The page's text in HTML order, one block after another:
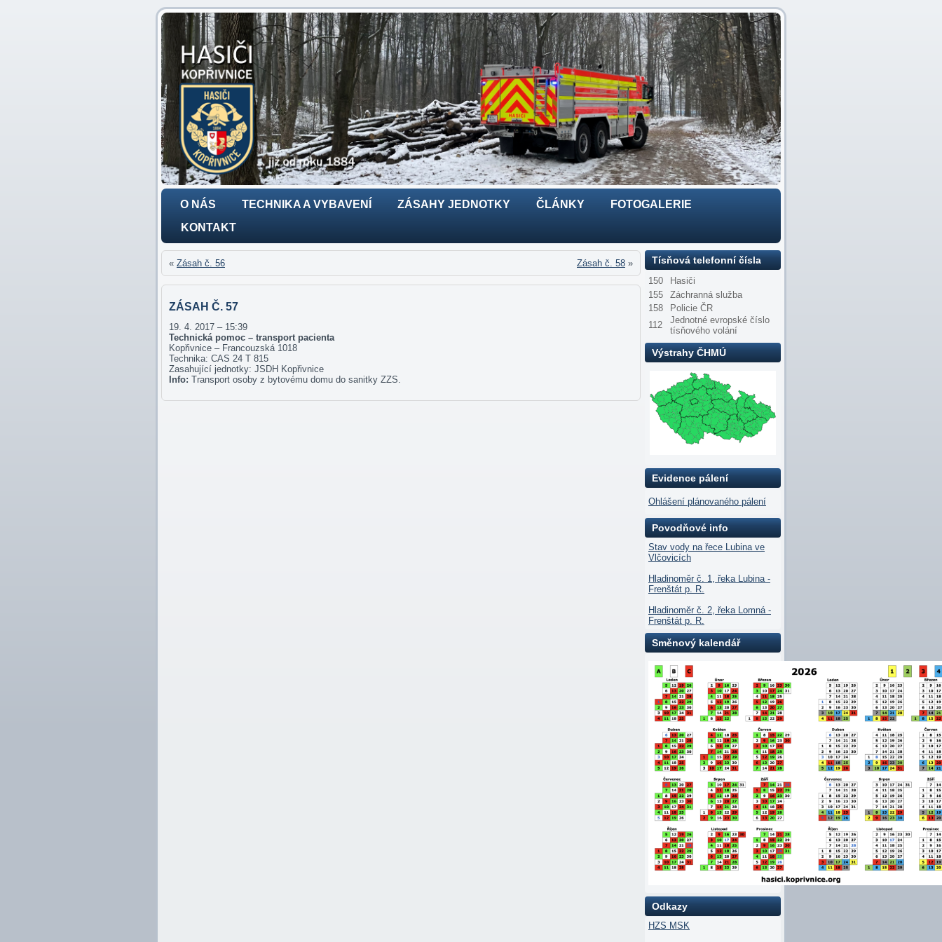
O NÁS TECHNIKA A VYBAVENÍ ZÁSAHY JEDNOTKY ČLÁNKY
FOTOGALERIE
KONTAKT
« Zásah č. 56 Zásah č. 58 »
ZÁSAH Č. 57
19. 4. 2017 – 15:39
Technická pomoc – transport pacienta
Kopřivnice – Francouzská 1018
Technika: CAS 24 T 815
Zasahující jednotky: JSDH Kopřivnice
Info: Transport osoby z bytovému domu do sanitky ZZS.
Tísňová telefonní čísla
150
Hasiči
155
Záchranná služba
158
Policie ČR
112
Jednotné evropské číslo
tísňového volání
Výstrahy ČHMÚ
Evidence pálení
Ohlášení plánovaného pálení
Povodňové info
Stav vody na řece Lubina ve
Vlčovicích
Hladinoměr č. 1, řeka Lubina -
Frenštát p. R.
Hladinoměr č. 2, řeka Lomná -
Frenštát p. R.
Směnový kalendář
Odkazy
HZS MSK